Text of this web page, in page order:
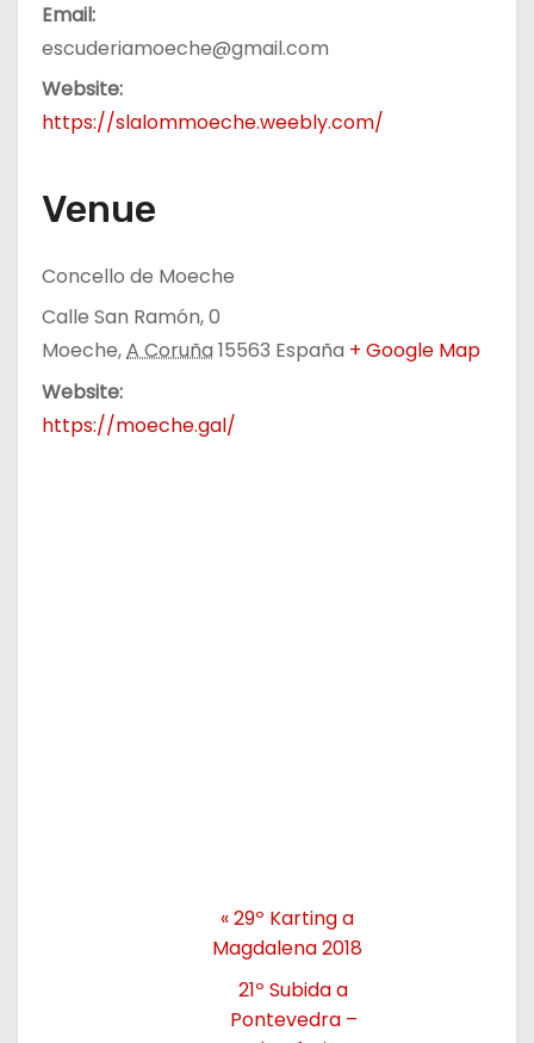
Email:
escuderiamoeche@gmail.com
Website:
https://slalommoeche.weebly.com/
Venue
Concello de Moeche
Calle San Ramón, 0
Moeche,A Coruña 15563 España + Google Map
Website:
https://moeche.gal/
«29º Karting a
Magdalena 2018
21º Subida a
Pontevedra –